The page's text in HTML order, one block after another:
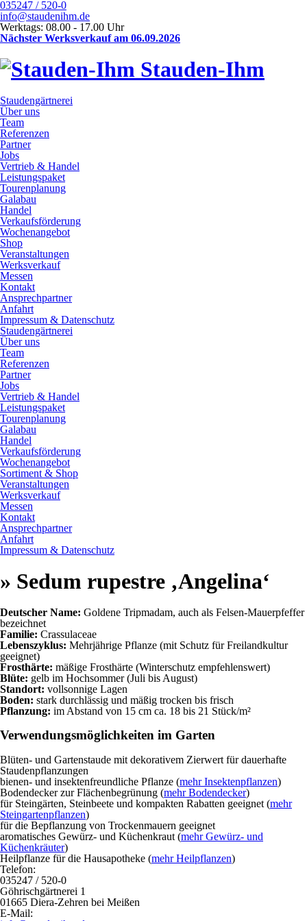
035247 / 520-0
info@staudenihm.de
Werktags: 08.00 - 17.00 Uhr
Nächster Werksverkauf am 06.09.2026
Stauden-Ihm
Staudengärtnerei
Über uns
Team
Referenzen
Partner
Jobs
Vertrieb & Handel
Leistungspaket
Tourenplanung
Galabau
Handel
Verkaufsförderung
Wochenangebot
Shop
Veranstaltungen
Werksverkauf
Messen
Kontakt
Ansprechpartner
Anfahrt
Impressum & Datenschutz
Staudengärtnerei
Über uns
Team
Referenzen
Partner
Jobs
Vertrieb & Handel
Leistungspaket
Tourenplanung
Galabau
Handel
Verkaufsförderung
Wochenangebot
Sortiment & Shop
Veranstaltungen
Werksverkauf
Messen
Kontakt
Ansprechpartner
Anfahrt
Impressum & Datenschutz
» Sedum rupestre ‚Angelina‘
Deutscher Name: Goldene Tripmadam, auch als Felsen-Mauerpfeffer
bezeichnet
Familie: Crassulaceae
Lebenszyklus: Mehrjährige Pflanze (mit Schutz für Freilandkultur
geeignet)
Frosthärte: mäßige Frosthärte (Winterschutz empfehlenswert)
Blüte: gelb im Hochsommer (Juli bis August)
Standort: vollsonnige Lagen
Boden: stark durchlässig und mäßig trocken bis frisch
Pflanzung: im Abstand von 15 cm ca. 18 bis 21 Stück/m²
Verwendungsmöglichkeiten im Garten
Blüten- und Gartenstaude mit dekorativem Zierwert für dauerhafte
Staudenpflanzungen
bienen- und insektenfreundliche Pflanze (mehr Insektenpflanzen)
Bodendecker zur Flächenbegrünung (mehr Bodendecker)
für Steingärten, Steinbeete und kompakten Rabatten geeignet (mehr
Steingartenpflanzen)
für die Bepflanzung von Trockenmauern geeignet
aromatisches Gewürz- und Küchenkraut (mehr Gewürz- und
Küchenkräuter)
Heilpflanze für die Hausapotheke (mehr Heilpflanzen)
Telefon:
035247 / 520-0
Göhrischgärtnerei 1
01665 Diera-Zehren bei Meißen
E-Mail: